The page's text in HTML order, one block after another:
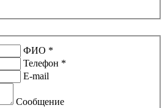
ФИО *
Телефон *
E-mail
Сообщение